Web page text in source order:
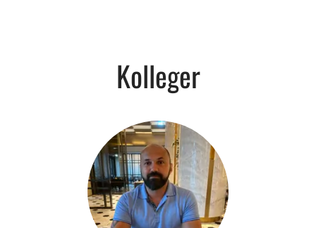
Kolleger